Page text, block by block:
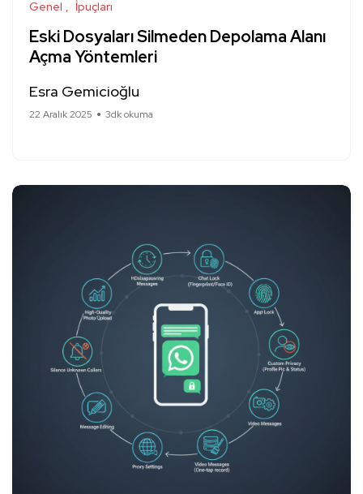
Genel İpuçları
Eski Dosyaları Silmeden Depolama Alanı
Açma Yöntemleri
Esra Gemicioğlu
22 Aralık 2025 3dk okuma